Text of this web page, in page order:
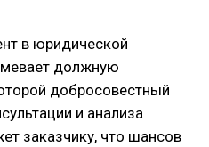
в юридической
должную
добросовестный
и анализа
заказчику, что шансов